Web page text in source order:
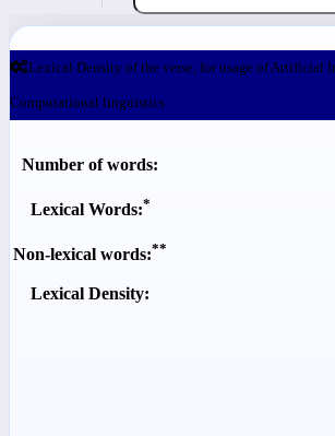
Lexical Density of the verse, for usage of Artificial
Computational linguistics
Number of words:
Lexical Words:*
Non-lexical words:**
Lexical Density: